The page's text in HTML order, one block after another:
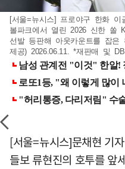
[서울=뉴시스] 프로야구 한화
볼파크에서 열린 2026 신한 쏠
선발 등판해 아웃카운트를 잡
제공) 2026.06.11. *재판매 및
[서울=뉴시스]문채현 기
들보 류현진의 호투를 앞